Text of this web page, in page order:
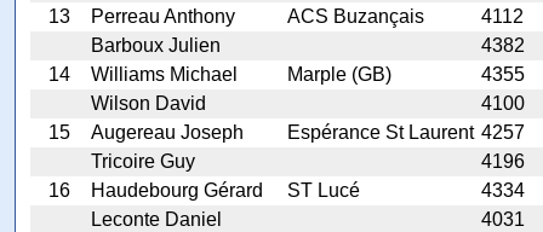
13
Perreau Anthony ACS Buzançais
4112
Barboux Julien
4382
14
Williams Michael Marple (GB)
4355
Wilson David
4100
15
Augereau Joseph Espérance St Laurent 4257
Tricoire Guy
4196
16
Haudebourg Gérard ST Lucé
4334
Leconte Daniel
4031